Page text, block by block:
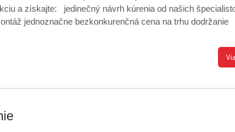
a získajte: jedinečný návrh kúrenia od našich
jednoznačne bezkonkurenčná cena na trhu dodržanie